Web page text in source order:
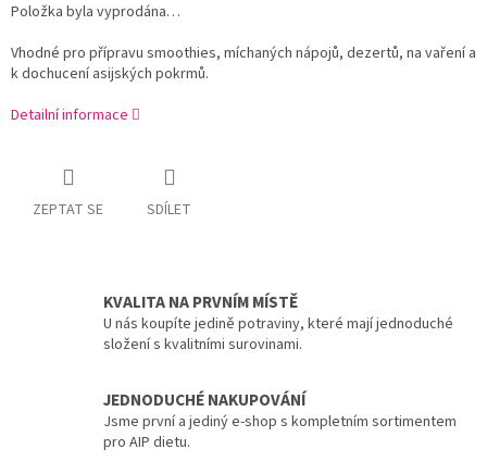
Položka byla vyprodána…
Vhodné pro přípravu smoothies, míchaných nápojů, dezertů, na vaření a
k dochucení asijských pokrmů.
Detailní informace
ZEPTAT SE SDÍLET
KVALITA NA PRVNÍM MÍSTĚ
U nás koupíte jedině potraviny, které mají jednoduché
složení s kvalitními surovinami.
JEDNODUCHÉ NAKUPOVÁNÍ
Jsme první a jediný e-shop s kompletním sortimentem
pro AIP dietu.